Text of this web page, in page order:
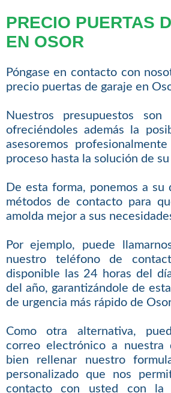
PRECIO PUERTAS
EN OSOR
Póngase en contacto con
precio puertas de garaje en
Nuestros presupuestos son
ofreciéndoles además la
asesoremos
proceso hasta la solución de
De esta forma, ponemos a su
métodos de contacto para
amolda mejor a sus
Por ejemplo, puede
nuestro teléfono de
disponible las 24 horas del
del año, garantizándole de
de urgencia más rápido de
Como otra alternativa,
correo electrónico a nuestra
bien rellenar nuestro
personalizado que nos
contacto con usted con la